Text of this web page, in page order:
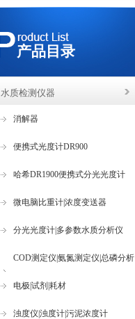
产品目录
水质检测仪器
消解器
便携式光度计DR900
哈希DR1900便携式分光光度计
微电脑比重计|浓度变送器
分光光度计|多参数水质分析仪
COD测定仪|氨氮测定仪|总磷分析
仪
电极|试剂|耗材
浊度仪|浊度计|污泥浓度计